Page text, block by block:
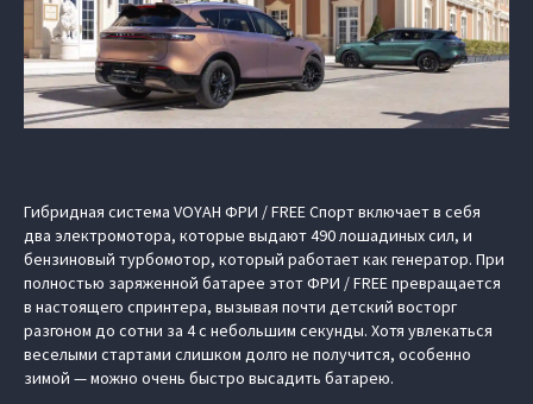
Гибридная система VOYAH ФРИ / FREE Спорт включает в себя
два электромотора, которые выдают 490 лошадиных сил, и
бензиновый турбомотор, который работает как генератор. При
полностью заряженной батарее этот ФРИ / FREE превращается
в настоящего спринтера, вызывая почти детский восторг
разгоном до сотни за 4 с небольшим секунды. Хотя увлекаться
веселыми стартами слишком долго не получится, особенно
зимой — можно очень быстро высадить батарею.